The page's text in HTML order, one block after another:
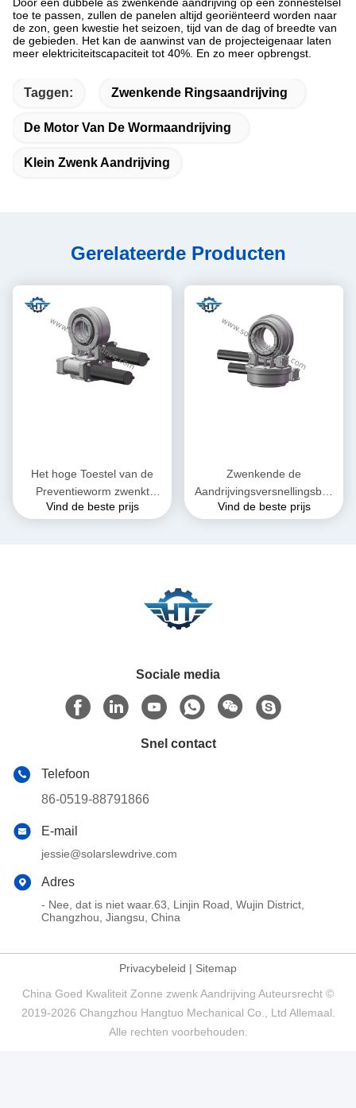
toe te passen, zullen de panelen altijd georiënteerd worden naar
de zon, geen kwestie het seizoen, tijd van de dag of breedte van
de gebieden. Het kan de aanwinst van de projecteigenaar laten
meer elektriciteitscapaciteit tot 40%. En zo meer opbrengst.
Taggen: Zwenkende Ringsaandrijving
De Motor Van De Wormaandrijving
Klein Zwenk Aandrijving
Gerelateerde Producten
Het hoge Toestel van de
Preventieworm zwenkt
Aandrijving voor Dubbel As
Vind de beste prijs
Zwenkende de
Aandrijvingsversnellingsbak
van de hoge Precisie
Vind de beste prijs
Sociale media
Snel contact
Telefoon
86-0519-88791866
E-mail
jessie@solarslewdrive.com
Adres
- Nee, dat is niet waar.63, Linjin Road, Wujin District,
Changzhou, Jiangsu, China
Privacybeleid | Sitemap
China Goed Kwaliteit Zonne zwenk Aandrijving Auteursrecht ©
2019-2026 Changzhou Hangtuo Mechanical Co., Ltd Allemaal.
Alle rechten voorbehouden.